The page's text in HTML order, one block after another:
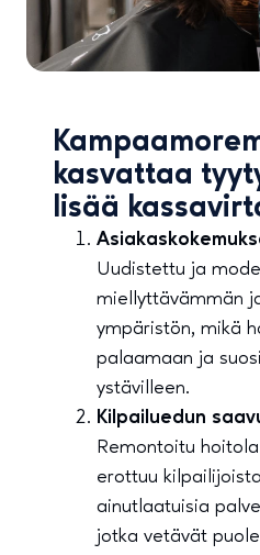
kasvattaa
lisää
Uudistettu ja
miellyttävämmän
ympäristön, mikä
palaamaan ja
ystävilleen.
Kilpailuedun
Remontoitu
erottuu
ainutlaatuisia
jotka vetävät